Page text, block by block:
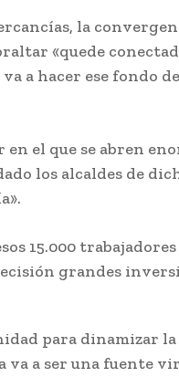
la
«quede
a hacer ese fondo
el que se abren
los alcaldes de
15.000
grandes
para dinamizar
a ser una fuente